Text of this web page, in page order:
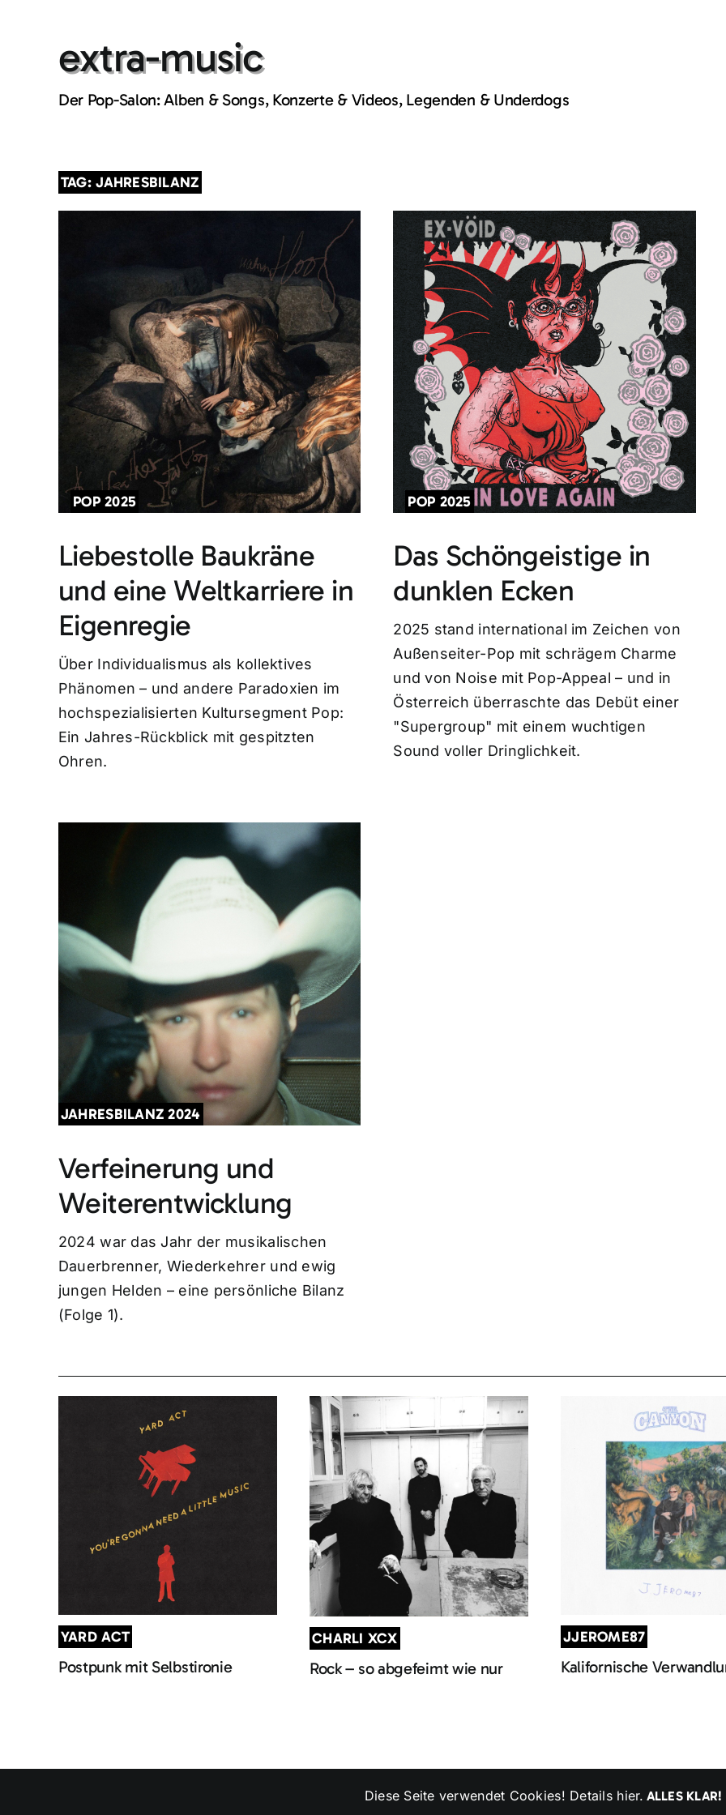
extra-music
Der Pop-Salon: Alben & Songs, Konzerte & Videos, Legenden & Underdogs
TAG: JAHRESBILANZ
POP 2025
Liebestolle Baukräne
und eine Weltkarriere in
Eigenregie
Über Individualismus als kollektives
Phänomen – und andere Paradoxien im
hochspezialisierten Kultursegment Pop:
Ein Jahres-Rückblick mit gespitzten
Ohren.
POP 2025
Das Schöngeistige in
dunklen Ecken
2025 stand international im Zeichen von
Außenseiter-Pop mit schrägem Charme
und von Noise mit Pop-Appeal – und in
Österreich überraschte das Debüt einer
"Supergroup" mit einem wuchtigen
Sound voller Dringlichkeit.
JAHRESBILANZ 2024
Verfeinerung und
Weiterentwicklung
2024 war das Jahr der musikalischen
Dauerbrenner, Wiederkehrer und ewig
jungen Helden – eine persönliche Bilanz
(Folge 1).
YARD ACT
Postpunk mit Selbstironie
CHARLI XCX
Rock – so abgefeimt wie nur
JJEROME87
Kalifornische
Copyright 2024 | All Rights Reserved | Powered bypublick.net|Impressum|
Diese Seite verwendet Cookies! Details hier. ALLES KLAR!